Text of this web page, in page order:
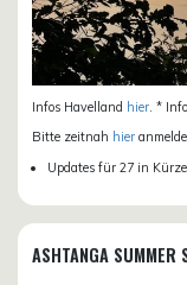
Infos Havelland hier . *
Bitte zeitnah hier
Updates für 27 in
ASHTANGA SUMMER